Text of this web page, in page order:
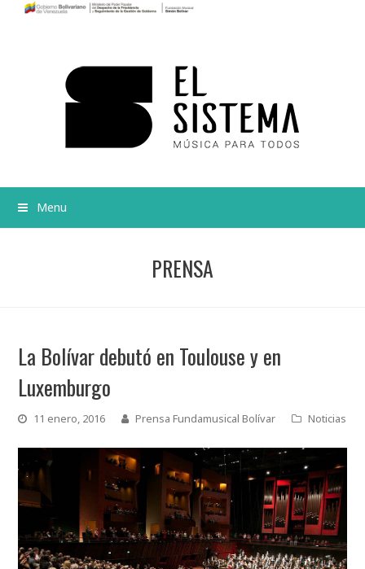
Menu
PRENSA
La Bolívar debutó en Toulouse y en
Luxemburgo
11 enero, 2016 Prensa Fundamusical Bolívar Noticias